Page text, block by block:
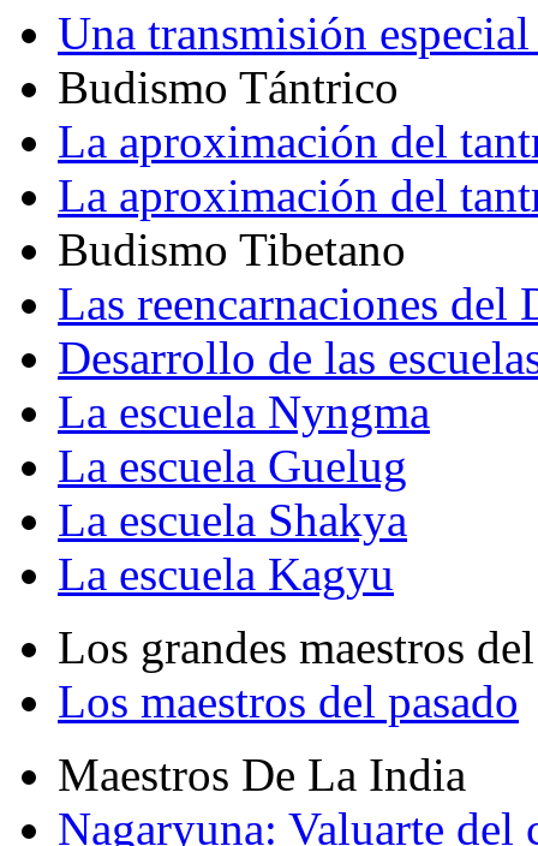
Una transmisión
Budismo Tántrico
La aproximación del
La aproximación del
Budismo Tibetano
Las reencarnaciones del
Desarrollo de las
La escuela Nyngma
La escuela Guelug
La escuela Shakya
La escuela Kagyu
Los grandes maestros
Los maestros del pasado
Maestros De La India
Nagaryuna: Valuarte del